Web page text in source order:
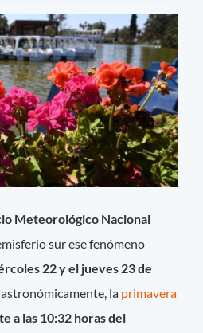
Meteorológico Nacional
sur ese fenómeno
22 y el jueves 23 de
la primavera
a las 10:32 horas del